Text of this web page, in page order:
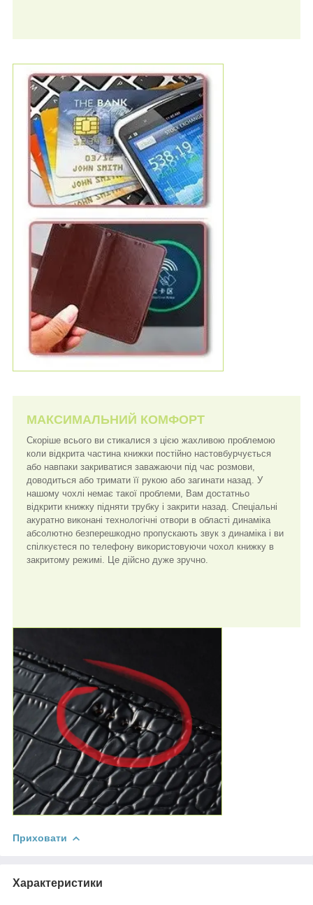
МАКСИМАЛЬНИЙ КОМФОРТ
Скоріше всього ви стикалися з цією жахливою проблемою
коли відкрита частина книжки постійно настовбурчується
або навпаки закриватися заважаючи під час розмови,
доводиться або тримати її рукою або загинати назад. У
нашому чохлі немає такої проблеми, Вам достатньо
відкрити книжку підняти трубку і закрити назад. Спеціальні
акуратно виконані технологічні отвори в області динаміка
абсолютно безперешкодно пропускають звук з динаміка і ви
спілкуєтеся по телефону використовуючи чохол книжку в
закритому режимі. Це дійсно дуже зручно.
Приховати
Характеристики